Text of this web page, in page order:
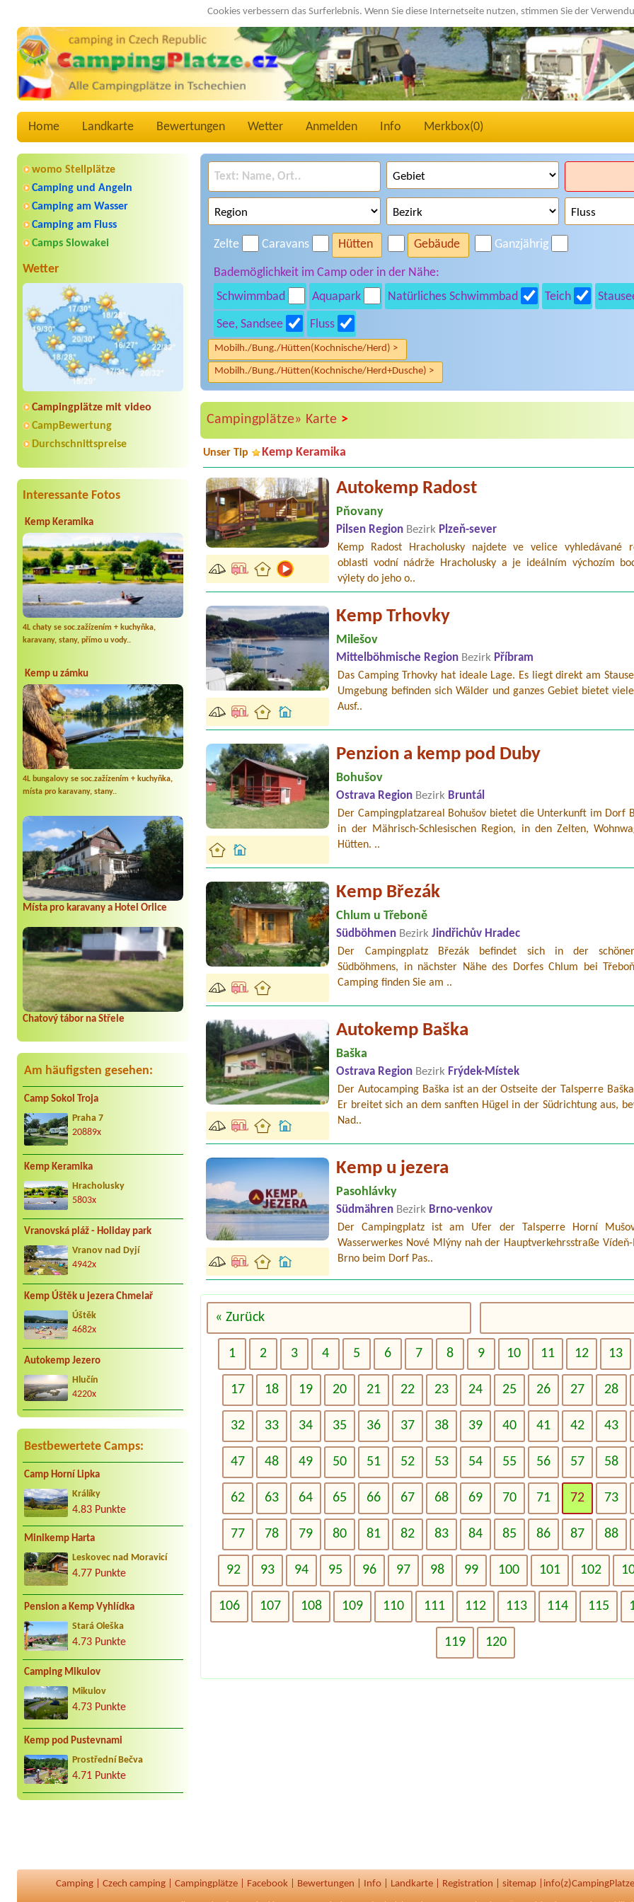
Cookies verbessern das Surferlebnis. Wenn Sie diese Internetseite nutzen, stimmen Sie der
Home Landkarte Bewertungen Wetter Anmelden Info Merkbox(0)
womo Stellplätze
Camping und Angeln
Camping am Wasser
Camping am Fluss
Camps Slowakei
Wetter
Campingplätze mit video
CampBewertung
Durchschnittspreise
Interessante Fotos
Kemp Keramika
4L chaty se soc.zažízením + kuchyňka,
karavany, stany, přímo u vody..
Kemp u zámku
4L bungalovy se soc.zažízením + kuchyňka,
místa pro karavany, stany..
Místa pro karavany a Hotel Orlice
Chatový tábor na Střele
Am häufigsten gesehen:
Camp Sokol Troja
Praha 7
20889x
Kemp Keramika
Hracholusky
5803x
Vranovská pláž - Holiday park
Vranov nad Dyjí
4942x
Kemp Úštěk u jezera Chmelař
Úštěk
4682x
Autokemp Jezero
Hlučín
4220x
Bestbewertete Camps:
Camp Horní Lipka
Králíky
4.83 Punkte
Minikemp Harta
Leskovec nad Moravicí
4.77 Punkte
Pension a Kemp Vyhlídka
Stará Oleška
4.73 Punkte
Camping Mikulov
Mikulov
4.73 Punkte
Kemp pod Pustevnami
Prostřední Bečva
4.71 Punkte
Zelte Caravans Hütten Gebäude Ganzjährig
Bademöglichkeit im Camp oder in der Nähe:
Schwimmbad
Aquapark Natürliches Schwimmbad Teich
See, Sandsee Fluss
Mobilh./Bung./Hütten(Kochnische/Herd) >
Mobilh./Bung./Hütten(Kochnische/Herd+Dusche) >
Campingplätze» Karte >
Unser Tip Kemp Keramika
Autokemp Radost
Pňovany
Pilsen Region Bezirk Plzeň-sever
Kemp Radost Hracholusky najdete ve velice vyhledávané
oblasti vodní nádrže Hracholusky a je ideálním výchozím
výlety do jeho o..
Kemp Trhovky
Milešov
Mittelböhmische Region Bezirk Příbram
Das Camping Trhovky hat ideale Lage. Es liegt direkt am
Umgebung befinden sich Wälder und ganzes Gebiet bietet
Ausf..
Penzion a kemp pod Duby
Bohušov
Ostrava Region Bezirk Bruntál
Der Campingplatzareal Bohušov bietet die Unterkunft im Dorf
in der Mährisch-Schlesischen Region, in den Zelten,
Hütten. ..
Kemp Březák
Chlum u Třeboně
Südböhmen Bezirk Jindřichův Hradec
Der Campingplatz Březák befindet sich in der
Südböhmens, in nächster Nähe des Dorfes Chlum bei
Camping finden Sie am ..
Autokemp Baška
Baška
Ostrava Region Bezirk Frýdek-Místek
Der Autocamping Baška ist an der Ostseite der Talsperre
Er breitet sich an dem sanften Hügel in der Südrichtung aus,
Nad..
Kemp u jezera
Pasohlávky
Südmähren Bezirk Brno-venkov
Der Campingplatz ist am Ufer der Talsperre Horní
Wasserwerkes Nové Mlýny nah der Hauptverkehrsstraße
Brno beim Dorf Pas..
« Zurück
1 2 3 4 5 6 7 8 9 10 11 12 13
17 18 19 20 21 22 23 24 25 26 27 28
32 33 34 35 36 37 38 39 40 41 42 43
47 48 49 50 51 52 53 54 55 56 57 58
62 63 64 65 66 67 68 69 70 71 72 73
77 78 79 80 81 82 83 84 85 86 87 88
92 93 94 95 96 97 98 99 100 101 102
106 107 108 109 110 111 112 113 114 115
119 120
Camping Czech camping Campingplätze Facebook Bewertungen Info Landkarte Registration sitemap